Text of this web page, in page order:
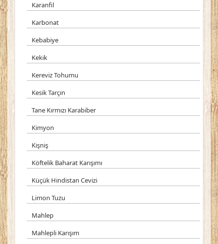
Karanfil
Karbonat
Kebabiye
Kekik
Kereviz Tohumu
Kesik Tarçın
Tane Kırmızı Karabiber
Kimyon
Kişniş
Köftelik Baharat Karışımı
Küçük Hindistan Cevizi
Limon Tuzu
Mahlep
Mahlepli Karışım